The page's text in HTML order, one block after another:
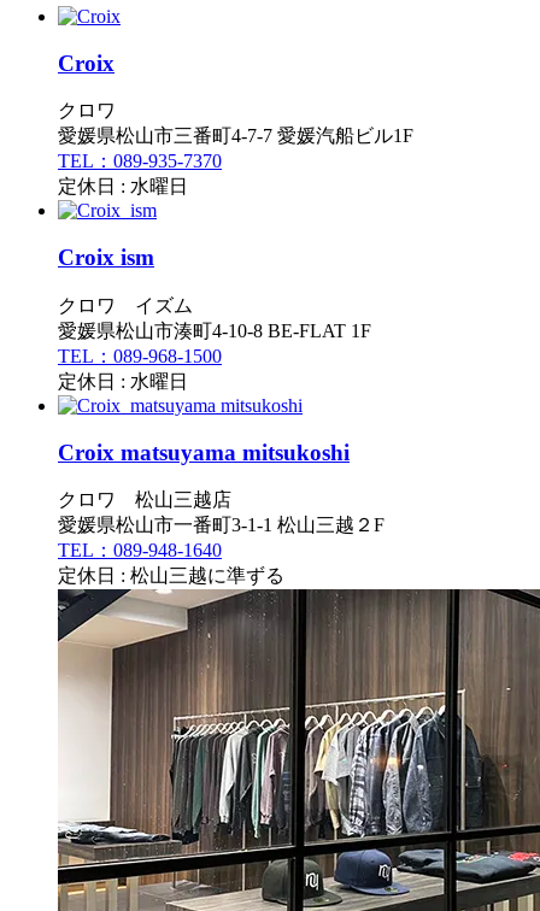
Croix
クロワ
愛媛県松山市三番町4-7-7 愛媛汽船ビル1F
TEL：089-935-7370
定休日 : 水曜日
Croix ism
クロワ イズム
愛媛県松山市湊町4-10-8 BE-FLAT 1F
TEL：089-968-1500
定休日 : 水曜日
Croix matsuyama mitsukoshi
クロワ 松山三越店
愛媛県松山市一番町3-1-1 松山三越２F
TEL：089-948-1640
定休日 : 松山三越に準ずる